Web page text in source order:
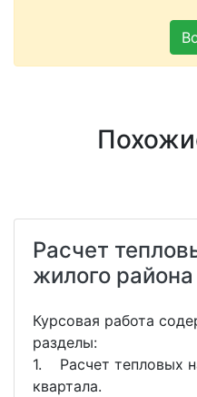
Расчет
жилого
Курсовая работа
разделы:
1. Расчет тепловых
квартала.